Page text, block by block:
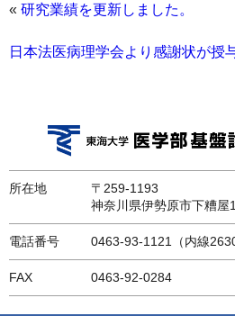
« 研究業績を更新しました。
日本法医病理学会より感謝状が授
所在地
〒259-1193
神奈川県伊勢原市下糟屋
電話番号 0463-93-1121（内線2630
FAX 0463-92-0284